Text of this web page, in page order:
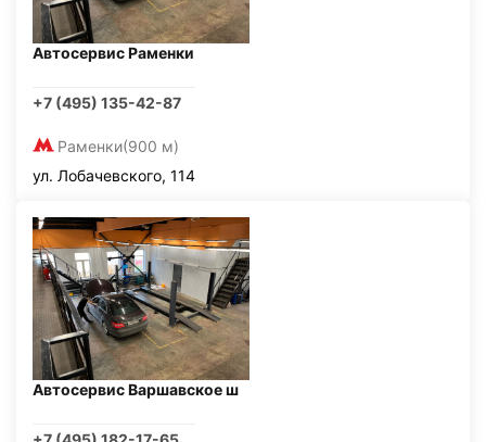
Автосервис Раменки
+7 (495) 135-42-87
Раменки(900 м)
ул. Лобачевского, 114
Автосервис Варшавское ш